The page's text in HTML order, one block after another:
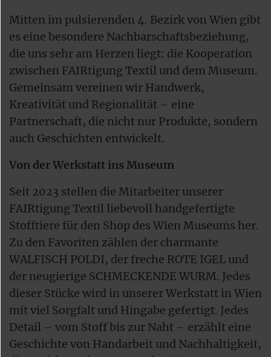
Mitten im pulsierenden 4. Bezirk von Wien gibt
es eine besondere Nachbarschaftsbeziehung,
die uns sehr am Herzen liegt: die Kooperation
zwischen FAIRtigung Textil und dem Museum.
Gemeinsam vereinen wir Handwerk,
Kreativität und Regionalität – eine
Partnerschaft, die nicht nur Produkte, sondern
auch Geschichten entwickelt.
Von der Werkstatt ins Museum
Seit 2023 stellen die Mitarbeiter unserer
FAIRtigung Textil liebevoll handgefertigte
Stofftiere für den Shop des Wien Museums her.
Zu den Favoriten zählen der charmante
WALFISCH POLDI, der freche ROTE IGEL und
der neugierige SCHMECKENDE WURM. Jedes
dieser Stücke wird in unserer Werkstatt in Wien
mit viel Sorgfalt und Hingabe gefertigt. Jedes
Detail – vom Stoff bis zur Naht – erzählt eine
Geschichte von Handarbeit und Nachhaltigkeit,